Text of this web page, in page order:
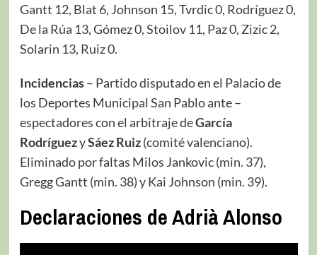
Gantt 12, Blat 6, Johnson 15, Tvrdic 0, Rodríguez 0,
De la Rúa 13, Gómez 0, Stoilov 11, Paz 0, Zizic 2,
Solarin 13, Ruiz 0.
Incidencias– Partido disputado en el Palacio de
los Deportes Municipal San Pablo ante –
espectadores con el arbitraje deGarcía
RodríguezySáez Ruiz(comité valenciano).
Eliminado por faltas Milos Jankovic (min. 37),
Gregg Gantt (min. 38) y Kai Johnson (min. 39).
Declaraciones de Adrià Alonso